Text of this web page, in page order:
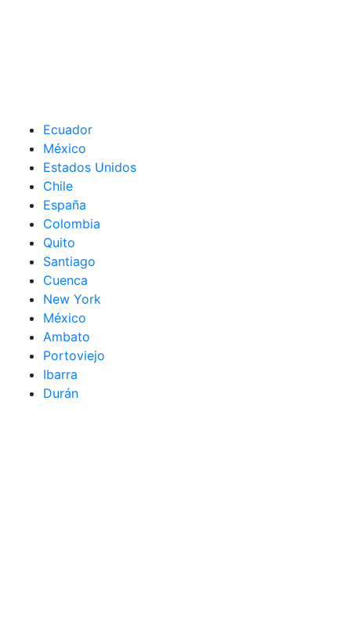
Ecuador
México
Estados Unidos
Chile
España
Colombia
Quito
Santiago
Cuenca
New York
México
Ambato
Portoviejo
Ibarra
Durán